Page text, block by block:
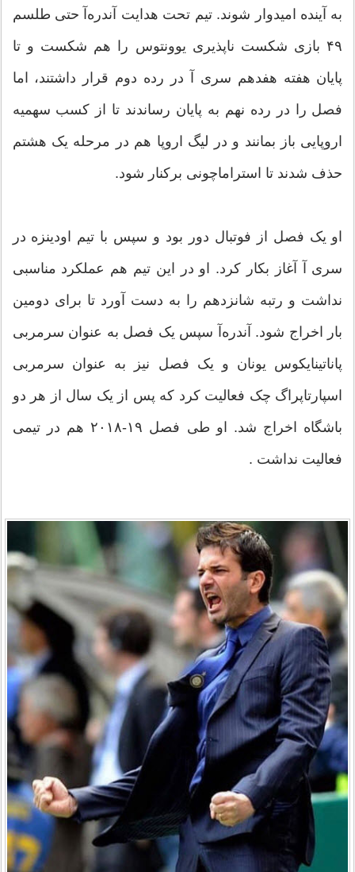
به آینده امیدوار شوند. تیم تحت هدایت آندره‌آ حتی طلسم
۴۹ بازی شکست ناپذیری یوونتوس را هم شکست و تا
پایان هفته هفدهم سری آ در رده دوم قرار داشتند، اما
فصل را در رده نهم به پایان رساندند تا از کسب سهمیه
اروپایی باز بمانند و در لیگ اروپا هم در مرحله یک هشتم
حذف شدند تا استراماچونی برکنار شود.
او یک فصل از فوتبال دور بود و سپس با تیم اودینزه در
سری آ آغاز بکار کرد. او در این تیم هم عملکرد مناسبی
نداشت و رتبه شانزدهم را به دست آورد تا برای دومین
بار اخراج شود. آندره‌آ سپس یک فصل به عنوان سرمربی
پاناتینایکوس یونان و یک فصل نیز به عنوان سرمربی
اسپارتاپراگ چک فعالیت کرد که پس از یک سال از هر دو
باشگاه اخراج شد. او طی فصل ۱۹-۲۰۱۸ هم در تیمی
فعالیت نداشت .